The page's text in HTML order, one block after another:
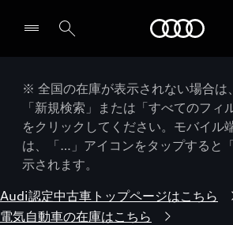
※ 全国の在庫が表示されない場合は
「新規検索」または「すべてのフィ
をクリックしてください。モバイル
は、「…」アイコンをタップすると
示されます。
Audi認定中古車トップページはこちら
電気自動車の在庫はこちら